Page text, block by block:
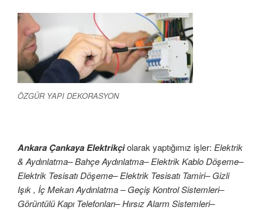
ÖZGÜR YAPI DEKORASYON
Ankara Çankaya Elektrikçiolarak yaptığımız işler: Elektrik
& Aydınlatma– Bahçe Aydınlatma– Elektrik Kablo Döşeme–
Elektrik Tesisatı Döşeme– Elektrik Tesisatı Tamiri– Gizli
Işık , İç Mekan Aydınlatma – Geçiş Kontrol Sistemleri–
Görüntülü Kapı Telefonları– Hırsız Alarm Sistemleri–